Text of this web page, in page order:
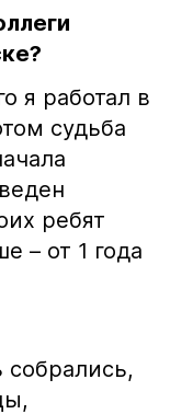
я работал в
судьба
ребят
– от 1 года